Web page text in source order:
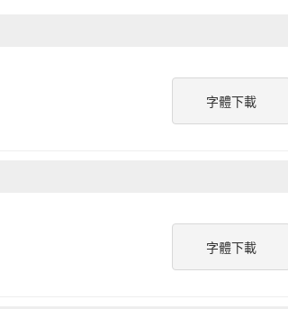
字體下載
字體下載